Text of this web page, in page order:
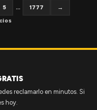
5 ... 1777
→
reclamarlo en minutos. Si
hoy.